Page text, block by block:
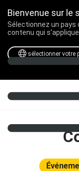
Bienvenue sur le
Sélectionnez un pays
contenu qui
sélectionner votre